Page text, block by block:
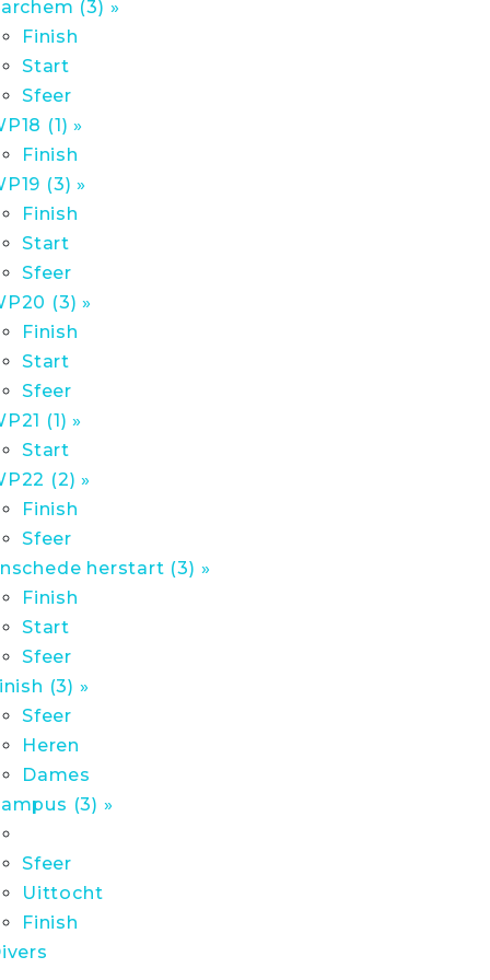
(3) »
Finish
Start
Sfeer
(1) »
Finish
(3) »
Finish
Start
Sfeer
(3) »
Finish
Start
Sfeer
(1) »
Start
(2) »
Finish
Sfeer
herstart (3) »
Finish
Start
Sfeer
(3) »
Sfeer
Heren
Dames
(3) »
Sfeer
Uittocht
Finish